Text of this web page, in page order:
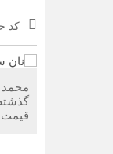
کد
قیمت